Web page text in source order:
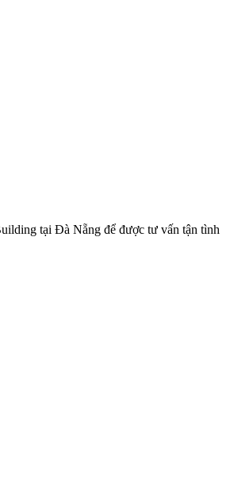
tại Đà Nẵng để được tư vấn tận tình